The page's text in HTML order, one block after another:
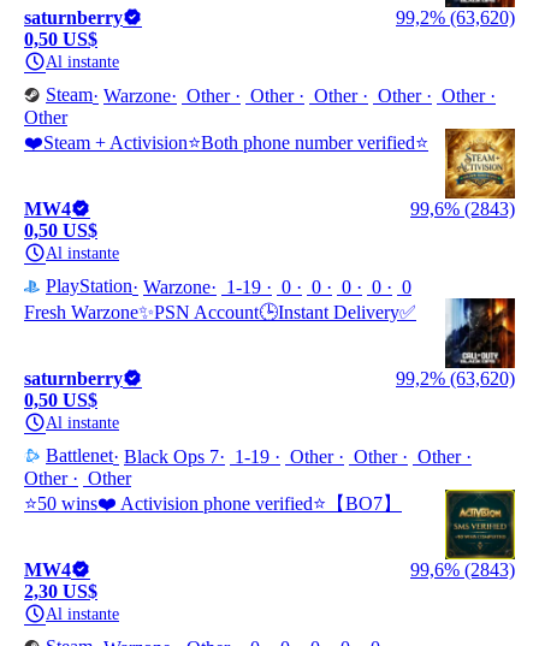
saturnberry
99,2% (63,620)
0,50 US$
Al instante
Steam Warzone Other Other Other Other
Other
Other
❤️Steam + Activision⭐️Both phone number verified⭐️
MW4
99,6% (2843)
0,50 US$
Al instante
PlayStation Warzone 1-19 0 0 0 0
0
Fresh Warzone✨PSN Account🕒Instant Delivery✅
saturnberry
99,2% (63,620)
0,50 US$
Al instante
Battlenet Black Ops 7 1-19 Other Other
Other
Other
Other
⭐️50 wins❤️ Activision phone verified⭐️【BO7】
MW4
99,6% (2843)
2,30 US$
Al instante